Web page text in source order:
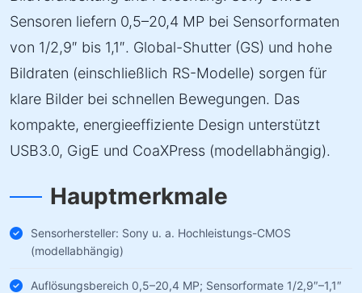
Sensoren liefern 0,5–20,4 MP bei Sensorformaten
von 1/2,9″ bis 1,1″. Global-Shutter (GS) und hohe
Bildraten (einschließlich RS-Modelle) sorgen für
klare Bilder bei schnellen Bewegungen. Das
kompakte, energieeffiziente Design unterstützt
USB3.0, GigE und CoaXPress (modellabhängig).
Hauptmerkmale
Sensorhersteller: Sony u. a. Hochleistungs-CMOS
(modellabhängig)
Auflösungsbereich 0,5–20,4 MP; Sensorformate 1/2,9″–1,1″